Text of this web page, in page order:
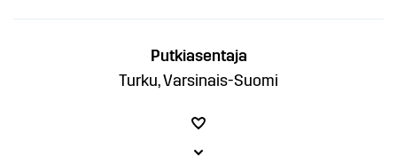
Putkiasentaja
Turku, Varsinais-Suomi